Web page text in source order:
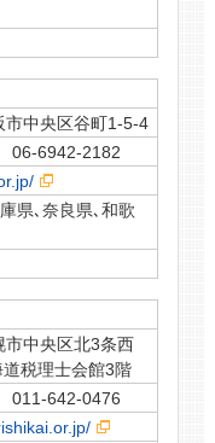
中央区谷町1-5-4
6942-2182
県､奈良県､和歌
中央区北3条西
税理士会館3階
642-0476